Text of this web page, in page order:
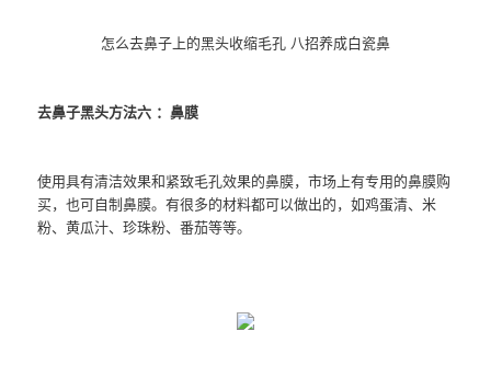
怎么去鼻子上的黑头收缩毛孔 八招养成白瓷鼻
去鼻子黑头方法六 ：鼻膜
使用具有清洁效果和紧致毛孔效果的鼻膜，市场上有专用的鼻膜购
买，也可自制鼻膜。有很多的材料都可以做出的，如鸡蛋清、米
粉、黄瓜汁、珍珠粉、番茄等等。